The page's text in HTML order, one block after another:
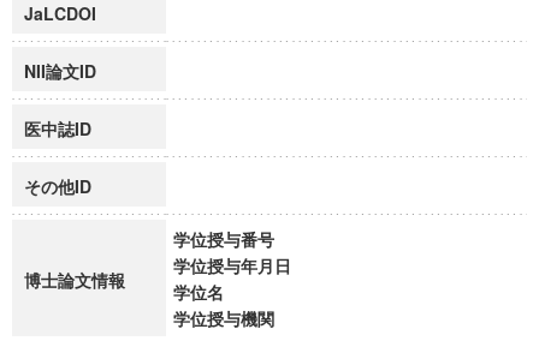
JaLCDOI
NII論文ID
医中誌ID
その他ID
博士論文情報
学位授与番号
学位授与年月日
学位名
学位授与機関